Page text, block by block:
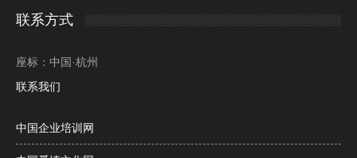
联系方式
座标：中国·杭州
联系我们
中国企业培训网